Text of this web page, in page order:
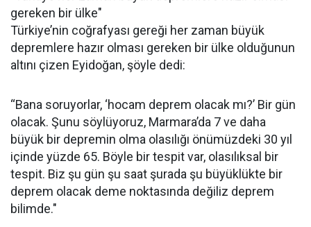
gereken bir ülke"
Türkiye’nin coğrafyası gereği her zaman büyük
depremlere hazır olması gereken bir ülke olduğunun
altını çizen Eyidoğan, şöyle dedi:
“Bana soruyorlar, ‘hocam deprem olacak mı?’ Bir gün
olacak. Şunu söylüyoruz, Marmara’da 7 ve daha
büyük bir depremin olma olasılığı önümüzdeki 30 yıl
içinde yüzde 65. Böyle bir tespit var, olasılıksal bir
tespit. Biz şu gün şu saat şurada şu büyüklükte bir
deprem olacak deme noktasında değiliz deprem
bilimde."